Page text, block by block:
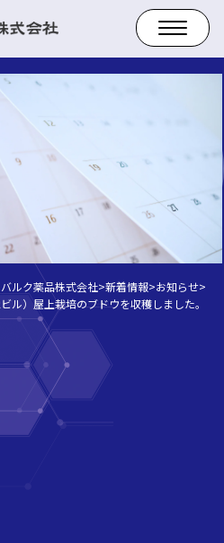
ルク薬品株式会社>新着情報>お知らせ>
ル）屋上栽培のブドウを収穫しました。